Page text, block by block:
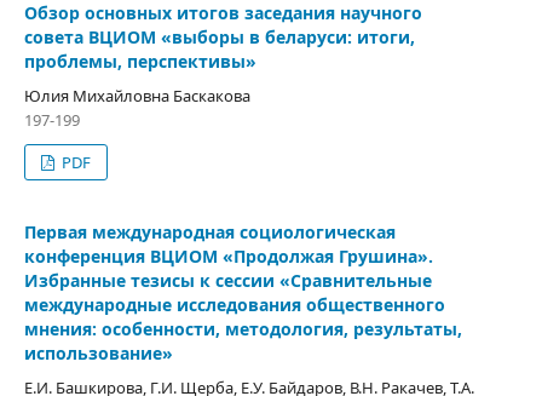
Обзор основных итогов заседания научного
совета ВЦИОМ «выборы в беларуси: итоги,
проблемы, перспективы»
Юлия Михайловна Баскакова
197-199
PDF
Первая международная социологическая
конференция ВЦИОМ «Продолжая Грушина».
Избранные тезисы к сессии «Сравнительные
международные исследования общественного
мнения: особенности, методология, результаты,
использование»
Е.И. Башкирова, Г.И. Щерба, Е.У. Байдаров, В.Н. Ракачев, Т.А.